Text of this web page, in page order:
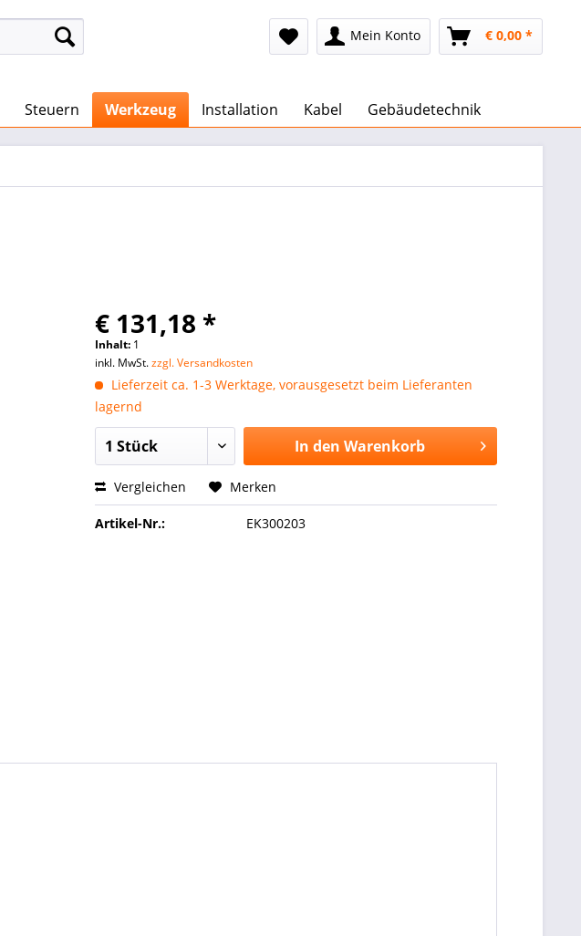
Mein Konto € 0,00 *
Steuern Werkzeug Installation Kabel Gebäudetechnik
€ 131,18 *
Inhalt: 1
inkl. MwSt.zzgl. Versandkosten
Lieferzeit ca. 1-3 Werktage, vorausgesetzt beim Lieferanten
lagernd
In den Warenkorb
Vergleichen Merken
Artikel-Nr.: EK300203